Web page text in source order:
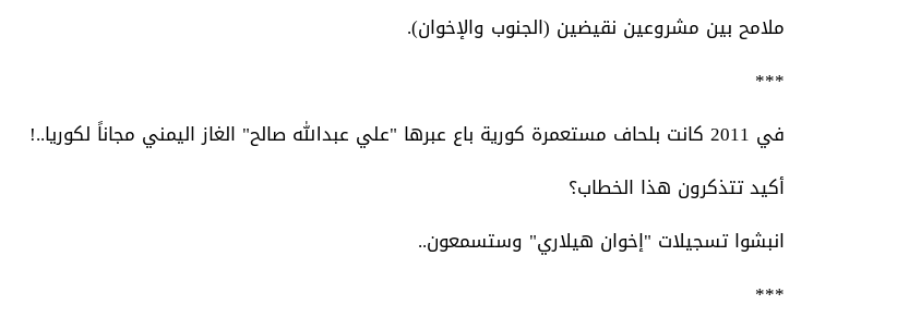
ملامح بين مشروعين نقيضين (الجنوب والإخوان).
***
في 2011 كانت بلحاف مستعمرة كورية باع عبرها "علي عبدالله صالح" الغاز اليمني مجاناً لكوريا..!
أكيد تتذكرون هذا الخطاب؟
انبشوا تسجيلات "إخوان هيلاري" وستسمعون..
***